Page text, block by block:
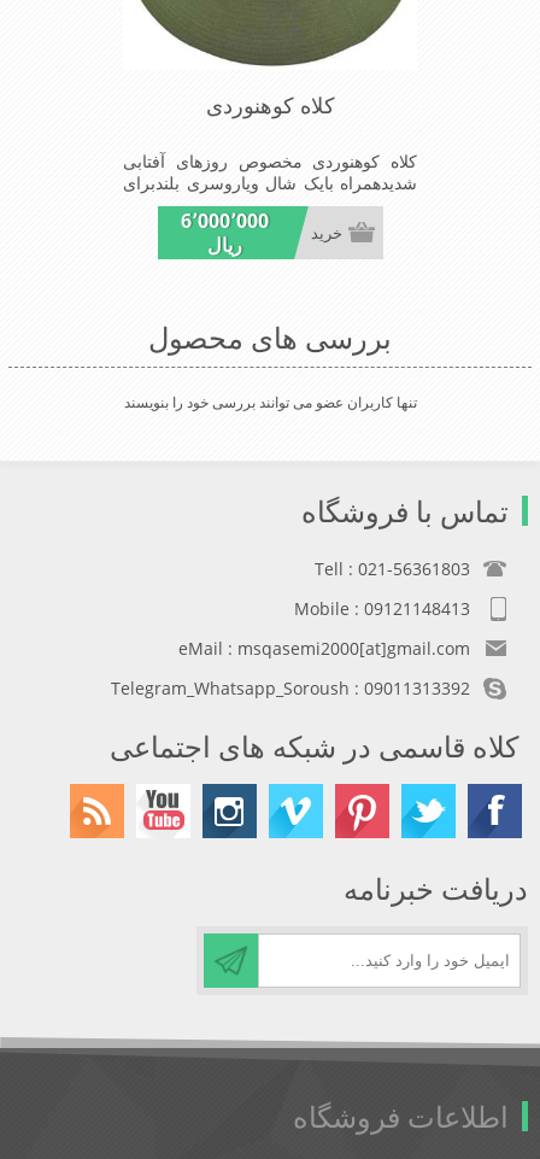
کلاه کوهنوردی
کلاه کوهنوردی مخصوص روزهای آفتابی
شدیدهمراه بایک شال ویاروسری بلندبرای
جلوگیری بیشترازتابش مستقیم آفتاب.
6٬000٬000
ریال
خرید
بررسی های محصول
تنها کاربران عضو می توانند بررسی خود را بنویسند
تماس با فروشگاه
Tell : 021-56361803
Mobile : 09121148413
eMail : msqasemi2000[at]gmail.com
Telegram_Whatsapp_Soroush : 09011313392
کلاه قاسمی در شبکه های اجتماعی
دریافت خبرنامه
اطلاعات فروشگاه